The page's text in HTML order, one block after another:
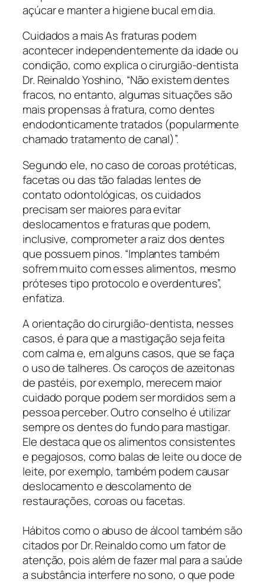
açúcar e manter a higiene bucal em dia.
Cuidados a mais As fraturas podem
acontecer independentemente da idade ou
condição, como explica o cirurgião-dentista
Dr. Reinaldo Yoshino, “Não existem dentes
fracos, no entanto, algumas situações são
mais propensas à fratura, como dentes
endodonticamente tratados (popularmente
chamado tratamento de canal)”.
Segundo ele, no caso de coroas protéticas,
facetas ou das tão faladas lentes de
contato odontológicas, os cuidados
precisam ser maiores para evitar
deslocamentos e fraturas que podem,
inclusive, comprometer a raiz dos dentes
que possuem pinos. “Implantes também
sofrem muito com esses alimentos, mesmo
próteses tipo protocolo e overdentures”,
enfatiza.
A orientação do cirurgião-dentista, nesses
casos, é para que a mastigação seja feita
com calma e, em alguns casos, que se faça
o uso de talheres. Os caroços de azeitonas
de pastéis, por exemplo, merecem maior
cuidado porque podem ser mordidos sem a
pessoa perceber. Outro conselho é utilizar
sempre os dentes do fundo para mastigar.
Ele destaca que os alimentos consistentes
e pegajosos, como balas de leite ou doce de
leite, por exemplo, também podem causar
deslocamento e descolamento de
restaurações, coroas ou facetas.
Hábitos como o abuso de álcool também são
citados por Dr. Reinaldo como um fator de
atenção, pois além de fazer mal para a saúde
a substância interfere no sono, o que pode